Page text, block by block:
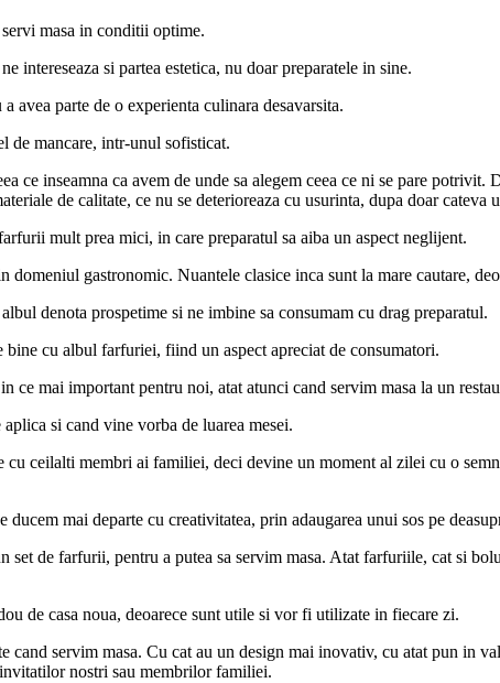
masa in conditii optime.
intereseaza si partea estetica, nu doar preparatele in sine.
avea parte de o experienta culinara desavarsita.
de mancare, intr-unul sofisticat.
ce inseamna ca avem de unde sa alegem ceea ce ni se pare potrivit.
de calitate, ce nu se deterioreaza cu usurinta, dupa doar cateva
mult prea mici, in care preparatul sa aiba un aspect neglijent.
gastronomic. Nuantele clasice inca sunt la mare cautare,
denota prospetime si ne imbine sa consumam cu drag preparatul.
cu albul farfuriei, fiind un aspect apreciat de consumatori.
ce mai important pentru noi, atat atunci cand servim masa la un
si cand vine vorba de luarea mesei.
ceilalti membri ai familiei, deci devine un moment al zilei cu o
mai departe cu creativitatea, prin adaugarea unui sos pe
set de farfurii, pentru a putea sa servim masa. Atat farfuriile, cat si
de casa noua, deoarece sunt utile si vor fi utilizate in fiecare zi.
servim masa. Cu cat au un design mai inovativ, cu atat pun in
nostri sau membrilor familiei.